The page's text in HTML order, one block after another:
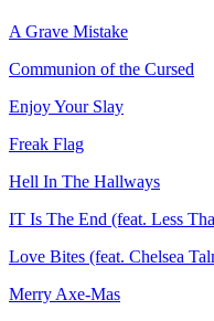
A Grave Mistake
Communion of the Cursed
Enjoy Your Slay
Freak Flag
Hell In The Hallways
IT Is The End (feat. Less
Love Bites (feat. Chelsea
Merry Axe-Mas